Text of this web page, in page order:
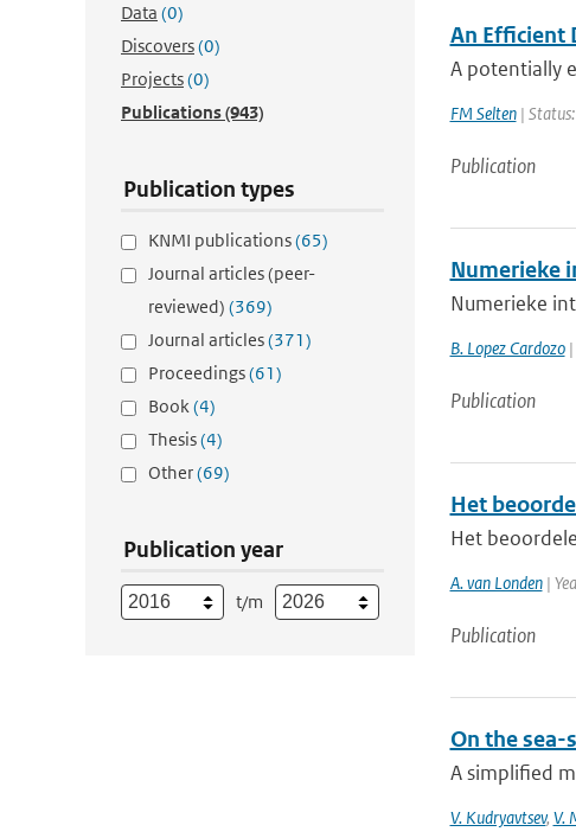
Data (0)
Discovers(0)
Projects(0)
Publications(943)
Publication types
KNMI publications(65)
Journal articles (peer-
reviewed) (369)
Journal articles(371)
Proceedings(61)
Book(4)
Thesis(4)
Other(69)
Publication year
t/m
An Efficient
A potentially
FM Selten| Status:
Publication
Numerieke
Numerieke
B. Lopez Cardozo|
Publication
Het
Het
A. van Londen|
Publication
On the
A simplified
V. Kudryavtsev, V.